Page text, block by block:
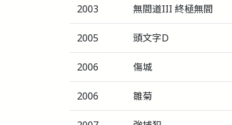
2003 無間道III 終極無間
2005 頭文字D
2006 傷城
2006 雛菊